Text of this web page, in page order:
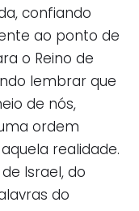
confiando
ao ponto de
o Reino de
lembrar que
de nós,
ordem
realidade.
Israel, do
do